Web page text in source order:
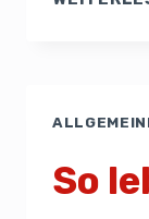
So